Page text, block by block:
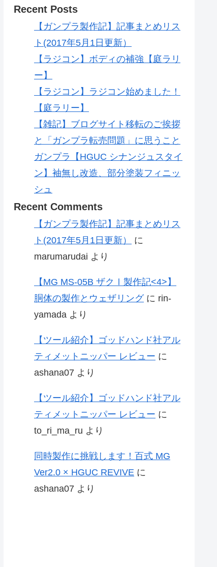
Recent Posts
【ガンプラ製作記】記事まとめリス
ト(2017年5月1日更新）
【ラジコン】ボディの補強【庭ラリ
ー】
【ラジコン】ラジコン始めました！
【庭ラリー】
【雑記】ブログサイト移転のご挨拶
と「ガンプラ転売問題」に思うこと
ガンプラ【HGUC シナンジュスタイ
ン】袖無し改造、部分塗装フィニッ
シュ
Recent Comments
【ガンプラ製作記】記事まとめリス
ト(2017年5月1日更新）
に
marumarudai より
【MG MS-05B ザクⅠ製作記<4>】
胴体の製作とウェザリングに rin-
yamada より
【ツール紹介】ゴッドハンド社アル
ティメットニッパー レビュー に
ashana07 より
【ツール紹介】ゴッドハンド社アル
ティメットニッパー レビュー に
to_ri_ma_ru より
同時製作に挑戦します！百式 MG
Ver2.0 × HGUC REVIVE に
ashana07 より